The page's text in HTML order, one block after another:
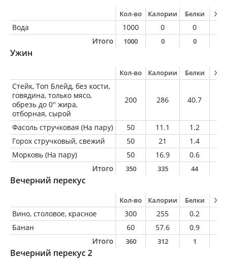
Кол-во Калории Белки
Вода 1000 0 0
Итого
1000 0 0
Ужин
Кол-во Калории Белки
Стейк, Топ Блейд, без кости,
говядина, только мясо,
обрезь до 0'' жира,
отборная, сырой
200 286 40.7
Фасоль стручковая (На пару) 50 11.1 1.2
Горох стручковый, свежий
50 21 1.4
Морковь (На пару)
50 16.9 0.6
Итого
350 335 44
Вечерний перекус
Кол-во Калории Белки
Вино, столовое, красное 300 255 0.2
Банан
60 57.6 0.9
Итого
360 312 1
Вечерний перекус 2